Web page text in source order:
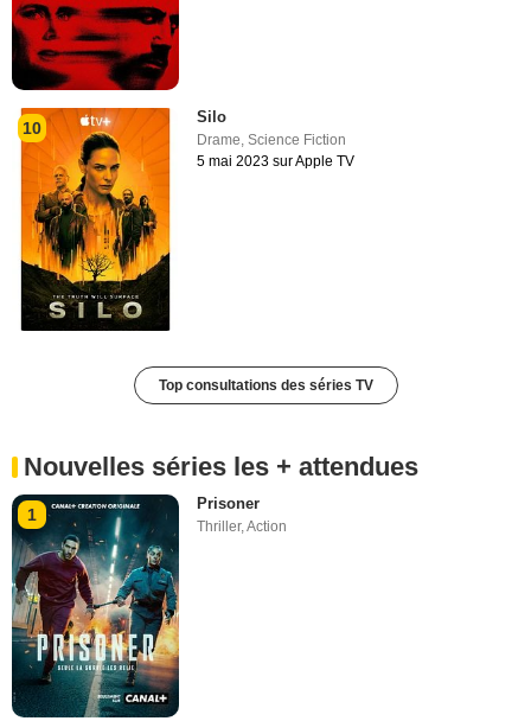
10
Silo
Drame ,Science Fiction
5 mai 2023 sur Apple TV
Top consultations des séries TV
Nouvelles séries les + attendues
1
Prisoner
Thriller,Action